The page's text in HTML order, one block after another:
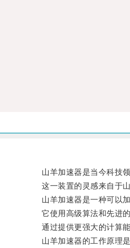
山羊加速器是当今科技领
这一装置的灵感来自于山
山羊加速器是一种可以加
它使用高级算法和先进的
通过提供更强大的计算能
山羊加速器的工作原理是